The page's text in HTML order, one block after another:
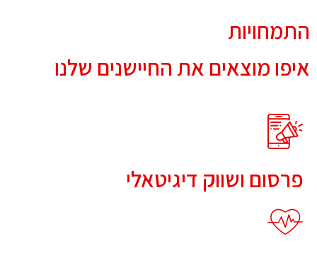
התמחויות
איפו מוצאים את החיישנים שלנו
פרסום ושווק דיגיטאלי